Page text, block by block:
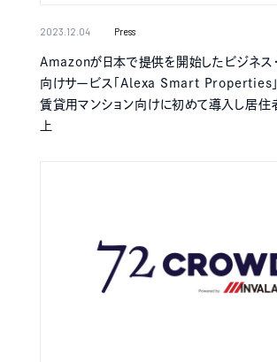
2023.12.04 Press
Amazonが日本で提供を開始したビジネス
向けサービス「Alexa Smart Properties」
賃貸用マンション向けに初めて導⼊し居住
上